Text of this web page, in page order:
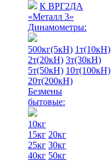
К ВРГ2ДА
«Металл 3»
Динамометры:
500кг(5кН) 1т(10кН)
2т(20кН) 3т(30кН)
5т(50кН) 10т(100кН)
20т(200кН)
Безмены
бытовые:
10кг
15кг 20кг
25кг 30кг
40кг 50кг